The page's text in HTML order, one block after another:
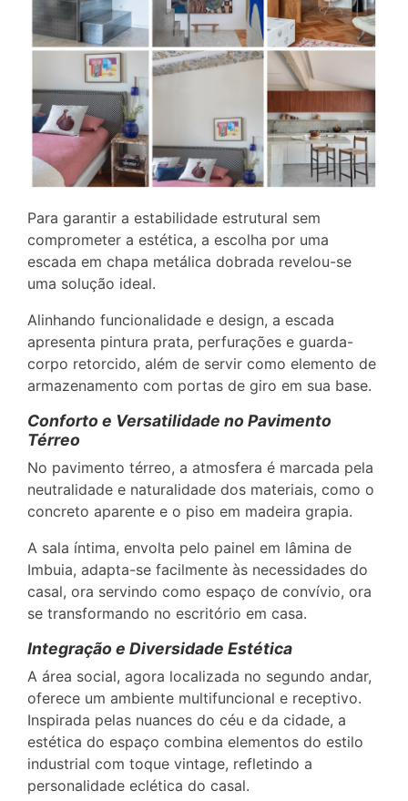
Para garantir a estabilidade estrutural sem
comprometer a estética, a escolha por uma
escada em chapa metálica dobrada revelou-se
uma solução ideal.
Alinhando funcionalidade e design, a escada
apresenta pintura prata, perfurações e guarda-
corpo retorcido, além de servir como elemento de
armazenamento com portas de giro em sua base.
Conforto e Versatilidade no Pavimento
Térreo
No pavimento térreo, a atmosfera é marcada pela
neutralidade e naturalidade dos materiais, como o
concreto aparente e o piso em madeira grapia.
A sala íntima, envolta pelo painel em lâmina de
Imbuia, adapta-se facilmente às necessidades do
casal, ora servindo como espaço de convívio, ora
se transformando no escritório em casa.
Integração e Diversidade Estética
A área social, agora localizada no segundo andar,
oferece um ambiente multifuncional e receptivo.
Inspirada pelas nuances do céu e da cidade, a
estética do espaço combina elementos do estilo
industrial com toque vintage, refletindo a
personalidade eclética do casal.